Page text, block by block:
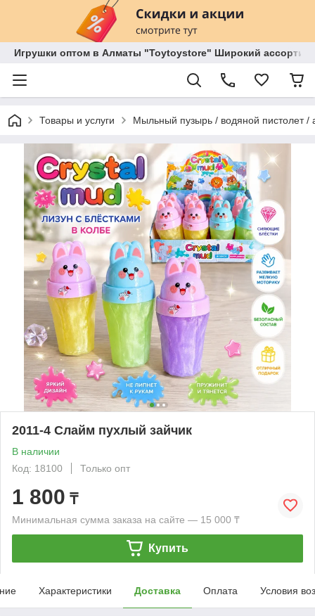
Игрушки оптом в Алматы "Toytoystore" Широкий
Товары и услуги Мыльный пузырь / водяной пистолет /
2011-4 Слайм пухлый зайчик
В наличии
Код: 18100
Только опт
1 800 ₸
Минимальная сумма заказа на сайте — 15 000 ₸
Купить
Характеристики Доставка Оплата Условия